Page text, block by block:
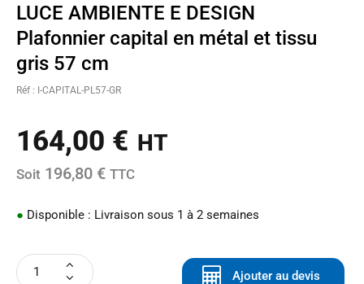
LUCE AMBIENTE E DESIGN
Plafonnier capital en métal et tissu
gris 57 cm
Réf : I-CAPITAL-PL57-GR
164,00 € HT
Soit 196,80 € TTC
● Disponible : Livraison sous 1 à 2 semaines
Ajouter au devis